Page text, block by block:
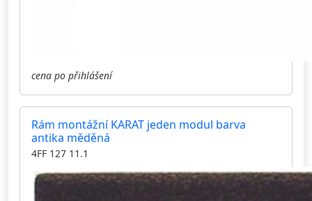
cena po přihlášení
Rám montážní KARAT jeden modul barva
antika měděná
4FF 127 11.1